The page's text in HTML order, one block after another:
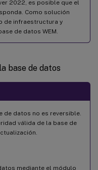
2022, es posible que el
Como solución
de infraestructura y
de datos WEM.
base de datos
de datos no es reversible.
válida de la base de
mediante el módulo